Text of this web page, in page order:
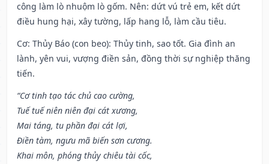
công làm lò nhuộm lò gốm. Nên: dứt vú trẻ em, kết dứt
điều hung hại, xây tường, lấp hang lỗ, làm cầu tiêu.
Cơ: Thủy Báo (con beo): Thủy tinh, sao tốt. Gia đình an
lành, yên vui, vượng điền sản, đồng thời sự nghiệp thăng
tiến.
“Cơ tinh tạo tác chủ cao cường,
Tuế tuế niên niên đại cát xương,
Mai táng, tu phần đại cát lợi,
Điền tàm, ngưu mã biến sơn cương.
Khai môn, phóng thủy chiêu tài cốc,